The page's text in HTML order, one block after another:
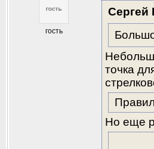
гость
Сергей
точка
Но еще